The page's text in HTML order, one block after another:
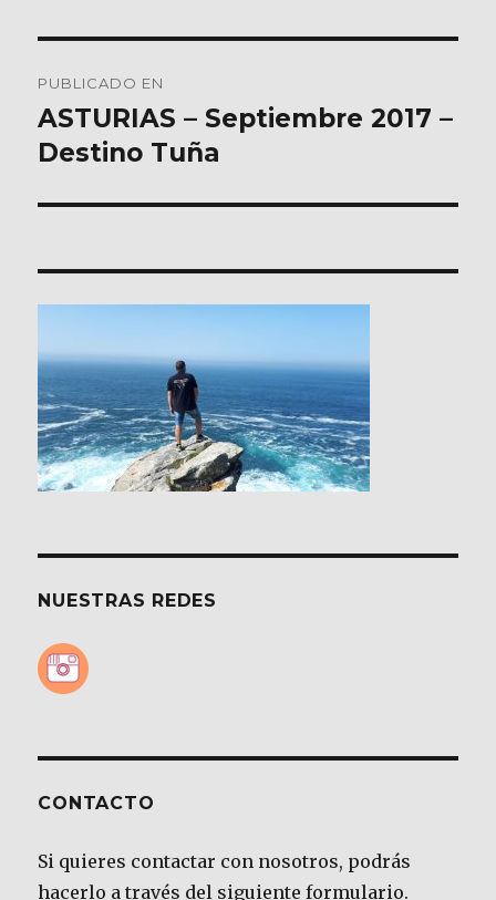
de
entradas
PUBLICADO EN
ASTURIAS – Septiembre 2017 –
Destino Tuña
NUESTRAS REDES
CONTACTO
Si quieres contactar con nosotros, podrás
hacerlo a través del siguiente formulario.